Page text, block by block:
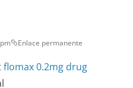
Enlace permanente
flomax 0.2mg drug